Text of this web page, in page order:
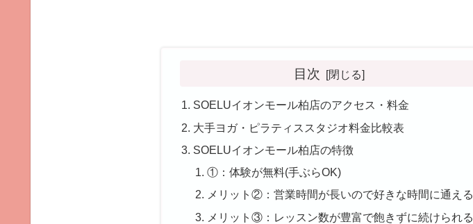
目次
SOELUイオンモール柏店のアクセス・料金
大手ヨガ・ピラティススタジオ料金比較表
SOELUイオンモール柏店の特徴
①：体験が無料(手ぶらOK)
メリット②：営業時間が長いので好きな時間に通える
メリット③：レッスン数が豊富で飽きずに続けられる